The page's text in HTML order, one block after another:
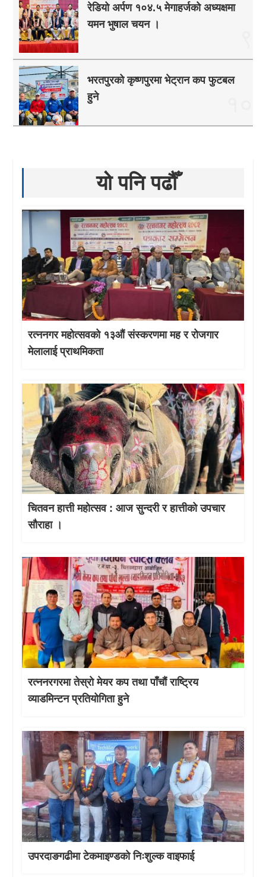
रेडियो अर्पण १०४.५ मेगाहर्जको अध्यक्षमा
यमन भुषाल चयन ।
भरतपुरको कृष्णपुरमा भेट्रान कप फुटबल
हुने
यो पनि पढौँ
रत्ननगर महोत्सवको १३औं संस्करणमा मह र रोजगार
मेलालाई प्राथमिकता
चितवन हात्ती महाेत्सव : आज सुन्दरी र हात्तीको उपचार
साैराहा ।
रत्ननरगरमा तेस्राे मेयर कप तथा पाँचौं राष्ट्रिय
व्याडमिन्टन प्रतियोगिता हुने
उपरदाङगढीमा टेकमाइण्डको निःशुल्क वाइफाई